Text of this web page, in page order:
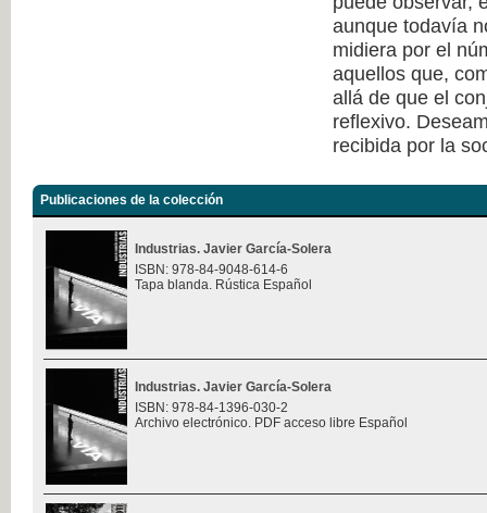
aunque todavía
midiera por el
aquellos que,
allá de que el
reflexivo.
recibida por la
Publicaciones de la colección
Industrias. Javier García-Solera
ISBN: 978-84-9048-614-6
Tapa blanda. Rústica Español
Industrias. Javier García-Solera
ISBN: 978-84-1396-030-2
Archivo electrónico. PDF acceso libre Español